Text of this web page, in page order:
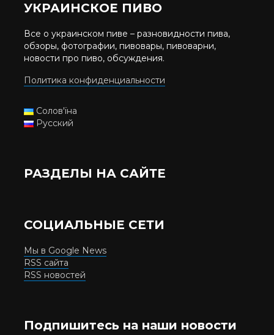
УКРАИНСКОЕ ПИВО
Все о украинском пиве – разновидности пива,
обзоры, фотографии, пивовары, пивоварни,
новости про пиво, обсуждения.
Политика конфиденциальности
Солов'їна
Русский
РАЗДЕЛЫ НА САЙТЕ
СОЦИАЛЬНЫЕ СЕТИ
Мы в Google News
RSS сайта
RSS новостей
Подпишитесь на наши новости